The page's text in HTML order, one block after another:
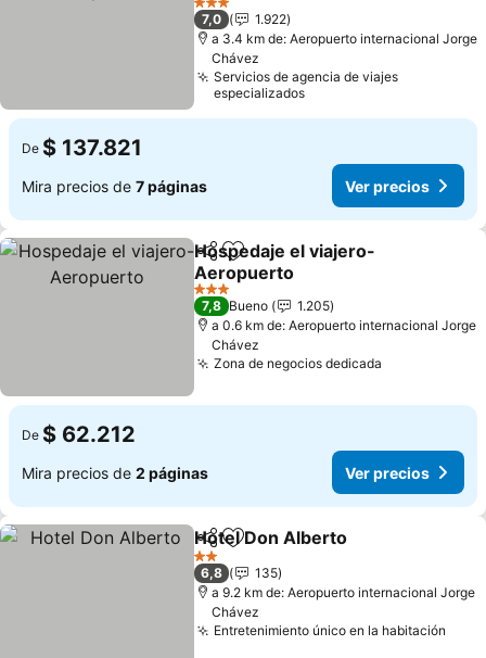
3 Estrellas
7,0
1.922
a 3.4 km de: Aeropuerto internacional Jorge
Chávez
Servicios de agencia de viajes
especializados
De $ 137.821
Mira precios de 7 páginas Ver precios
CompartirAgregar a favoritos
Hospedaje el viajero-
Aeropuerto
3 Estrellas
7,8 Bueno
1.205
a 0.6 km de: Aeropuerto internacional Jorge
Chávez
Zona de negocios dedicada
De $ 62.212
Mira precios de 2 páginas Ver precios
CompartirAgregar a favoritos
Hotel Don Alberto
2 Estrellas
6,8
135
a 9.2 km de: Aeropuerto internacional Jorge
Chávez
Entretenimiento único en la habitación